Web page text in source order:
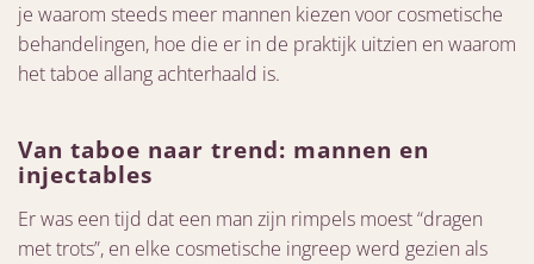
je waarom steeds meer mannen kiezen voor cosmetische
behandelingen, hoe die er in de praktijk uitzien en waarom
het taboe allang achterhaald is.
Van taboe naar trend: mannen en
injectables
Er was een tijd dat een man zijn rimpels moest “dragen
met trots”, en elke cosmetische ingreep werd gezien als